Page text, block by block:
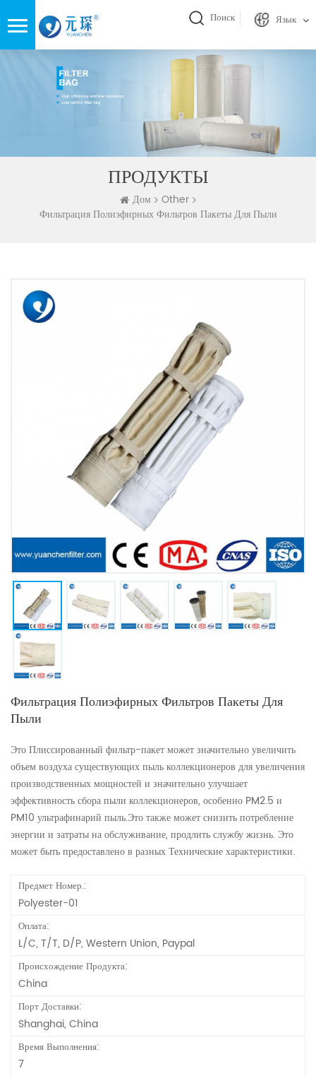
Поиск Язык
ПРОДУКТЫ
Дом
Other
Фильтрация Полиэфирных Фильтров Пакеты Для Пыли
Фильтрация Полиэфирных Фильтров Пакеты Для
Пыли
Это Плиссированный фильтр-пакет может значительно увеличить
объем воздуха существующих пыль коллекционеров для увеличения
производственных мощностей и значительно улучшает
эффективность сбора пыли коллекционеров, особенно PM2.5 и
PM10 ультрафинарий пыль.Это также может снизить потребление
энергии и затраты на обслуживание, продлить службу жизнь. Это
может быть предоставлено в разных Технические характеристики.
Предмет Номер.:
Polyester-01
Оплата:
L/C, T/T, D/P, Western Union, Paypal
Происхождение Продукта:
China
Порт Доставки:
Shanghai, China
Время Выполнения:
7